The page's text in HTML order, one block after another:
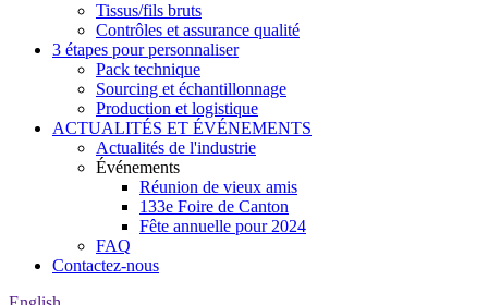
Tissus/fils bruts
Contrôles et assurance qualité
3 étapes pour personnaliser
Pack technique
Sourcing et échantillonnage
Production et logistique
ACTUALITÉS ET ÉVÉNEMENTS
Actualités de l'industrie
Événements
Réunion de vieux amis
133e Foire de Canton
Fête annuelle pour 2024
FAQ
Contactez-nous